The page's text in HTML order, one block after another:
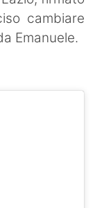
cambiare
Emanuele.